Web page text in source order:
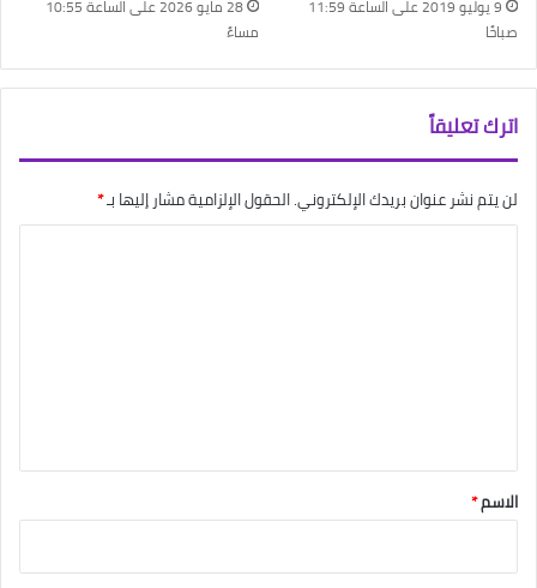
9 يوليو 2019 على الساعة 11:59
صباحًا
28 مايو 2026 على الساعة 10:55
مساءً
اترك تعليقاً
لن يتم نشر عنوان بريدك الإلكتروني.الحقول الإلزامية مشار إليها بـ*
*
الاسم*